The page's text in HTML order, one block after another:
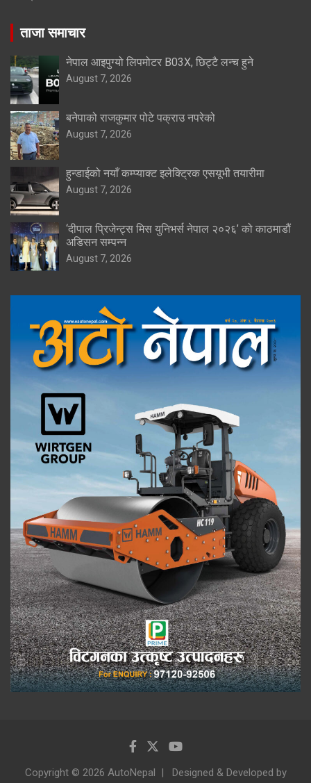
ताजा समाचार
नेपाल आइपुग्यो लिपमोटर B03X, छिट्टै लन्च हुने
August 7, 2026
बनेपाको राजकुमार पोटे पक्राउ नपरेको
August 7, 2026
हुन्डाईको नयाँ कम्प्याक्ट इलेक्ट्रिक एसयूभी तयारीमा
August 7, 2026
‘दीपाल प्रिजेन्ट्स मिस युनिभर्स नेपाल २०२६’ को काठमाडौं
अडिसन सम्पन्न
August 7, 2026
Copyright © 2026 AutoNepal Designed & Developed by